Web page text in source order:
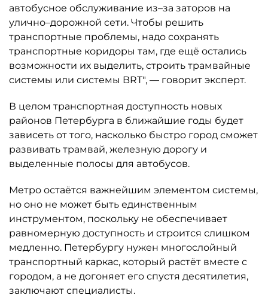
автобусное обслуживание из–за заторов на
улично–дорожной сети. Чтобы решить
транспортные проблемы, надо сохранять
транспортные коридоры там, где ещё остались
возможности их выделить, строить трамвайные
системы или системы BRT", — говорит эксперт.
В целом транспортная доступность новых
районов Петербурга в ближайшие годы будет
зависеть от того, насколько быстро город сможет
развивать трамвай, железную дорогу и
выделенные полосы для автобусов.
Метро остаётся важнейшим элементом системы,
но оно не может быть единственным
инструментом, поскольку не обеспечивает
равномерную доступность и строится слишком
медленно. Петербургу нужен многослойный
транспортный каркас, который растёт вместе с
городом, а не догоняет его спустя десятилетия,
заключают специалисты.